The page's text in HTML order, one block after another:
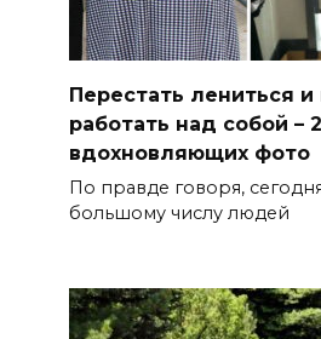
Перестать лениться и
работать над собой –
вдохновляющих фото
По правде говоря,
большому числу людей